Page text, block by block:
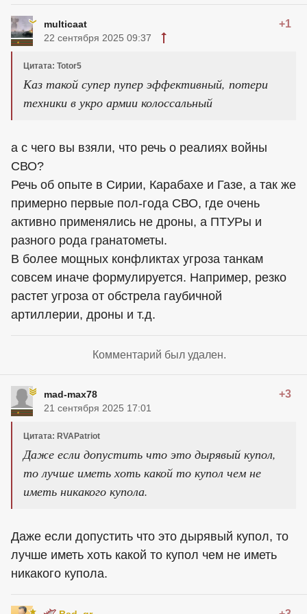
multicaat +1
22 сентября 2025 09:37
Цитата: Totor5
Каз такой супер пупер эффективный, потери
техники в укро армии колоссальный
а с чего вы взяли, что речь о реалиях войны
СВО?
Речь об опыте в Сирии, Карабахе и Газе, а так же
примерно первые пол-года СВО, где очень
активно применялись не дроны, а ПТУРы и
разного рода гранатометы.
В более мощных конфликтах угроза танкам
совсем иначе формулируется. Например, резко
растет угроза от обстрела гаубичной
артиллерии, дроны и т.д.
Комментарий был удален.
mad-max78 +3
21 сентября 2025 17:01
Цитата: RVAPatriot
Даже если допустить что это дырявый купол,
то лучше иметь хоть какой то купол чем не
иметь никакого купола.
Даже если допустить что это дырявый купол, то
лучше иметь хоть какой то купол чем не иметь
никакого купола.